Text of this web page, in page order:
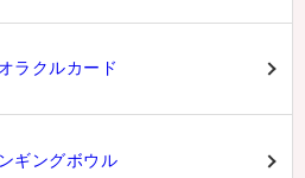
ラクルカード
ギングボウル